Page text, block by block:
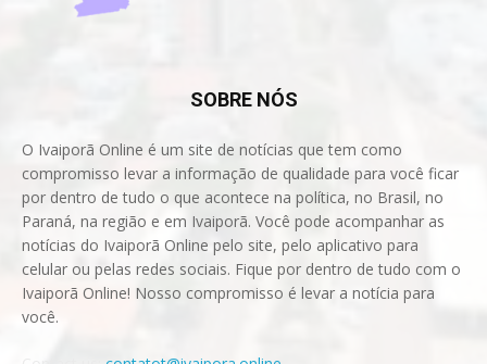
SOBRE NÓS
O Ivaiporã Online é um site de notícias que tem como
compromisso levar a informação de qualidade para você ficar
por dentro de tudo o que acontece na política, no Brasil, no
Paraná, na região e em Ivaiporã. Você pode acompanhar as
notícias do Ivaiporã Online pelo site, pelo aplicativo para
celular ou pelas redes sociais. Fique por dentro de tudo com o
Ivaiporã Online! Nosso compromisso é levar a notícia para
você.